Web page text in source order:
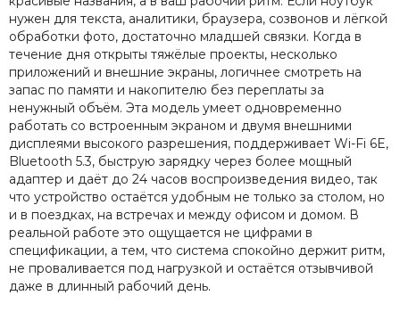
нужен для текста, аналитики, браузера, созвонов и лёгкой
обработки фото, достаточно младшей связки. Когда в
течение дня открыты тяжёлые проекты, несколько
приложений и внешние экраны, логичнее смотреть на
запас по памяти и накопителю без переплаты за
ненужный объём. Эта модель умеет одновременно
работать со встроенным экраном и двумя внешними
дисплеями высокого разрешения, поддерживает Wi-Fi 6E,
Bluetooth 5.3, быструю зарядку через более мощный
адаптер и даёт до 24 часов воспроизведения видео, так
что устройство остаётся удобным не только за столом, но
и в поездках, на встречах и между офисом и домом. В
реальной работе это ощущается не цифрами в
спецификации, а тем, что система спокойно держит ритм,
не проваливается под нагрузкой и остаётся отзывчивой
даже в длинный рабочий день.